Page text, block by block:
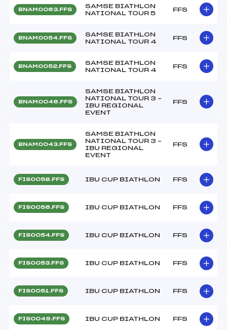
BNAM0063.FFS
SAMSE BIATHLON
NATIONAL TOUR 5
FFS
BNAM0054.FFS
SAMSE BIATHLON
NATIONAL TOUR 4
FFS
BNAM0052.FFS
SAMSE BIATHLON
NATIONAL TOUR 4
FFS
BNAM0046.FFS
SAMSE BIATHLON
NATIONAL TOUR 3 –
IBU REGIONAL
EVENT
FFS
BNAM0043.FFS
SAMSE BIATHLON
NATIONAL TOUR 3 –
IBU REGIONAL
EVENT
FFS
FIS0058.FFS IBU CUP BIATHLON FFS
FIS0056.FFS IBU CUP BIATHLON FFS
FIS0054.FFS IBU CUP BIATHLON FFS
FIS0053.FFS IBU CUP BIATHLON FFS
FIS0051.FFS IBU CUP BIATHLON FFS
FIS0049.FFS IBU CUP BIATHLON FFS